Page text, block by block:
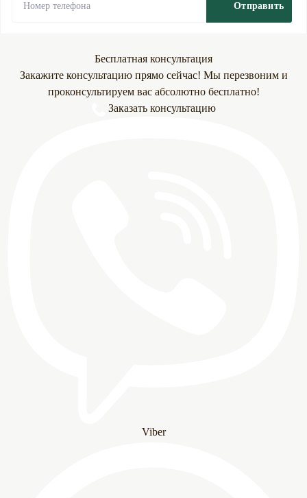
Отправить
Бесплатная консультация
Закажите консультацию прямо сейчас! Мы перезвоним и
проконсультируем вас абсолютно бесплатно!
Заказать консультацию
Viber